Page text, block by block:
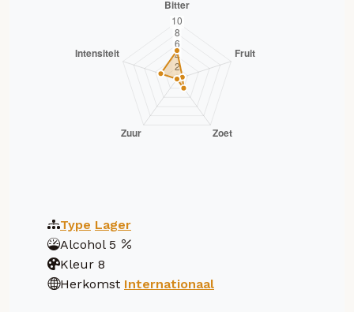
Type Lager
Alcohol 5
Kleur 8
Herkomst Internationaal